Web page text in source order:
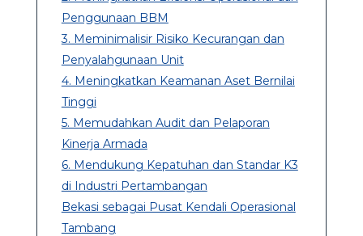
Penggunaan BBM
3. Meminimalisir Risiko Kecurangan dan
Penyalahgunaan Unit
4. Meningkatkan Keamanan Aset Bernilai
Tinggi
5. Memudahkan Audit dan Pelaporan
Kinerja Armada
6. Mendukung Kepatuhan dan Standar K3
di Industri Pertambangan
Bekasi sebagai Pusat Kendali Operasional
Tambang